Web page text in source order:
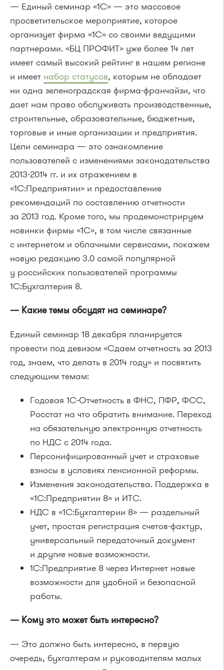
— Единый семинар «1С» — это массовое
просветительское мероприятие, которое
организует фирма «1С» со своими ведущими
партнерами. «БЦ ПРОФИТ» уже более 14 лет
имеет самый высокий рейтинг в нашем регионе
и имеет набор статусов, которым не обладает
ни одна зеленоградская фирма-франчайзи, что
дает нам право обслуживать производственные,
строительные, образовательные, бюджетные,
торговые и иные организации и предприятия.
Цели семинара — это ознакомление
пользователей с изменениями законодательства
2013-2014 гг. и их отражением в
«1С:Предприятии» и предоставление
рекомендаций по составлению отчетности
за 2013 год. Кроме того, мы продемонстрируем
новинки фирмы «1С», в том числе связанные
с интернетом и облачными сервисами, покажем
новую редакцию 3.0 самой популярной
у российских пользователей программы
1С:Бухгалтерия 8.
— Какие темы обсудят на семинаре?
Единый семинар 18 декабря планируется
провести под девизом «Сдаем отчетность за 2013
год, знаем, что делать в 2014 году» и посвятить
следующим темам:
Годовая 1С-Отчетность в ФНС, ПФР, ФСС,
Росстат на что обратить внимание. Переход
на обязательную электронную отчетность
по НДС с 2014 года.
Персонифицированный учет и страховые
взносы в условиях пенсионной реформы.
Изменения законодательства. Поддержка в
«1С:Предприятии 8» и ИТС.
НДС в «1С:Бухгалтерии 8» — раздельный
учет, простая регистрация счетов-фактур,
универсальный передаточный документ
и другие новые возможности.
1С:Предприятие 8 через Интернет новые
возможности для удобной и безопасной
работы.
— Кому это может быть интересно?
— Это должно быть интересно, в первую
очередь, бухгалтерам и руководителям малых